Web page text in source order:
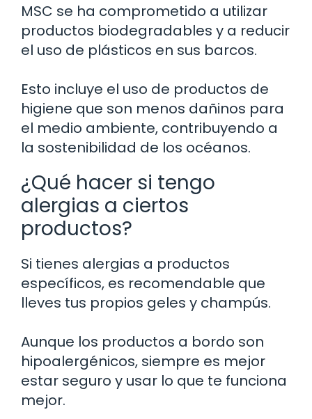
MSC se ha comprometido a utilizar
productos biodegradables y a reducir
el uso de plásticos en sus barcos.
Esto incluye el uso de productos de
higiene que son menos dañinos para
el medio ambiente, contribuyendo a
la sostenibilidad de los océanos.
¿Qué hacer si tengo
alergias a ciertos
productos?
Si tienes alergias a productos
específicos, es recomendable que
lleves tus propios geles y champús.
Aunque los productos a bordo son
hipoalergénicos, siempre es mejor
estar seguro y usar lo que te funciona
mejor.